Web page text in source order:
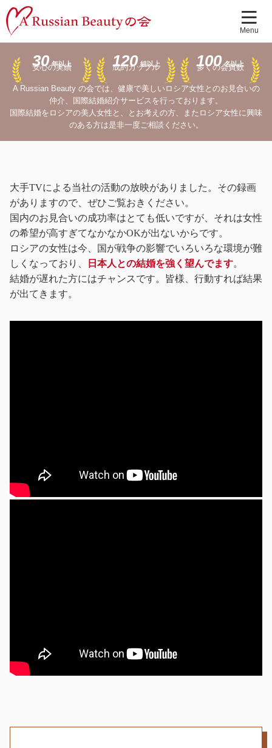
30 年以上
安心の実績 120 組以上
成約カップル 100 名以上
多くの会員数
A Russian Beauty の会では、健康で美しいロシア女性とのお見合いの
仲介、国際結婚紹介サービスを行っております。
国際結婚をロシアの美人女性と、とお考えの方、またロシア女性に興味
のある方は是非一度ご相談ください。
大手TVによる当社の活動の放映がありました。その録画
がありますので、ぜひご覧おきください。
国内のお見合いの成功率はとても低いですが、それは女性
の希望が高すぎてなかなかOKが出ないからです。
ロシアの女性は今、国が戦争の影響でいろいろな環境が難
しくなっており、
日本人との結婚を強く望んでます。
結婚が遅れた方にはチャンスです。皆様、行動すれば結果
が出てきます。